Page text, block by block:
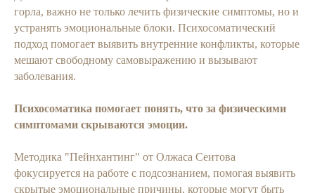
горла, важно не только лечить физические симптомы, но и
устранять эмоциональные блоки. Психосоматический
подход помогает выявить внутренние конфликты, которые
мешают свободному самовыражению и вызывают
заболевания.
Психосоматика помогает понять, что за физическими
симптомами скрываются эмоции.
Методика "Пейнхантинг" от Олжаса Сеитова
фокусируется на работе с подсознанием, помогая выявить
скрытые эмоциональные причины, которые могут быть